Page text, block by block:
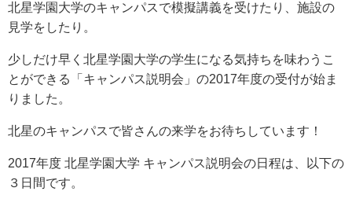
アクセス
お問い合わせ
サイトマップ
入試情報
北星学園大学のキャンパスで模擬講義を受けたり、施設の
見学をしたり。
少しだけ早く北星学園大学の学生になる気持ちを味わうこ
とができる「キャンパス説明会」の2017年度の受付が始ま
りました。
北星のキャンパスで皆さんの来学をお待ちしています！
2017年度 北星学園大学 キャンパス説明会の日程は、以下の
３日間です。